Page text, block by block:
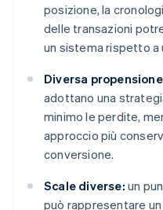
posizione, la
delle transazioni
un sistema rispetto a
Diversa
adottano una
minimo le perdite,
approccio più
conversione.
Scale diverse: un
può rappresentare